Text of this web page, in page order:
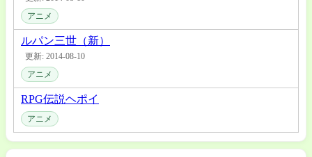
アニメ
ルパン三世（新）
更新: 2014-08-10
アニメ
RPG伝説ヘポイ
アニメ